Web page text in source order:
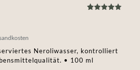
Kundenbewertung
Neroliwasser, kontrolliert
• 100 ml